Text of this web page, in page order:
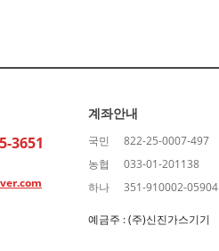
3651
계좌안내
국민
822-25-0007-497
농협
033-01-201138
하나
351-910002-05904
예금주 : (주)신진가스기기